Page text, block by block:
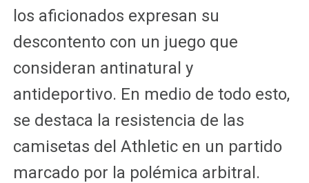
los aficionados expresan su
descontento con un juego que
consideran antinatural y
antideportivo. En medio de todo esto,
se destaca la resistencia de las
camisetas del Athletic en un partido
marcado por la polémica arbitral.